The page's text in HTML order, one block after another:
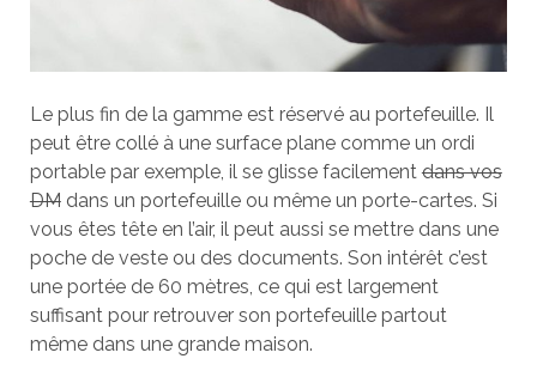
Le plus fin de la gamme est réservé au portefeuille. Il
peut être collé à une surface plane comme un ordi
portable par exemple, il se glisse facilementdans vos
DMdans un portefeuille ou même un porte-cartes. Si
vous êtes tête en l’air, il peut aussi se mettre dans une
poche de veste ou des documents. Son intérêt c’est
une portée de 60 mètres, ce qui est largement
suffisant pour retrouver son portefeuille partout
même dans une grande maison.